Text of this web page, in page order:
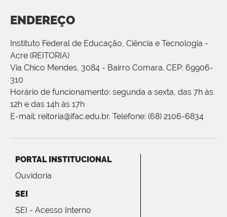
ENDEREÇO
Instituto Federal de Educação, Ciência e Tecnologia -
Acre (REITORIA)
Via Chico Mendes, 3084 - Bairro Comara. CEP: 69906-
310
Horário de funcionamento: segunda a sexta, das 7h às
12h e das 14h às 17h
E-mail: reitoria@ifac.edu.br. Telefone: (68) 2106-6834
PORTAL INSTITUCIONAL
Ouvidoria
SEI
SEI - Acesso Interno